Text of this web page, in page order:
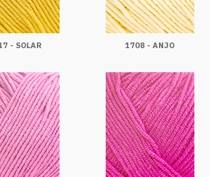
- SOLAR 1708 - ANJO